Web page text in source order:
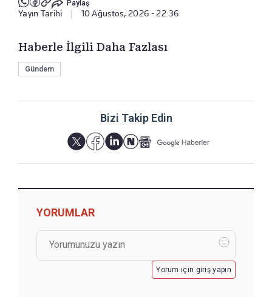
Paylaş
Yayın Tarihi 10 Ağustos, 2026 - 22:36
Haberle İlgili Daha Fazlası
Gündem
Bizi Takip Edin
YORUMLAR
Yorum için giriş yapın